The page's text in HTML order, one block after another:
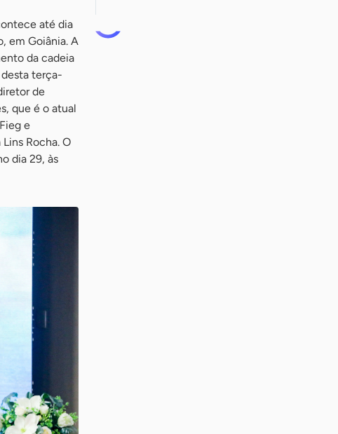
até dia
em Goiânia. A
da cadeia
terça-
de
que é o atual
e
Rocha. O
dia 29, às